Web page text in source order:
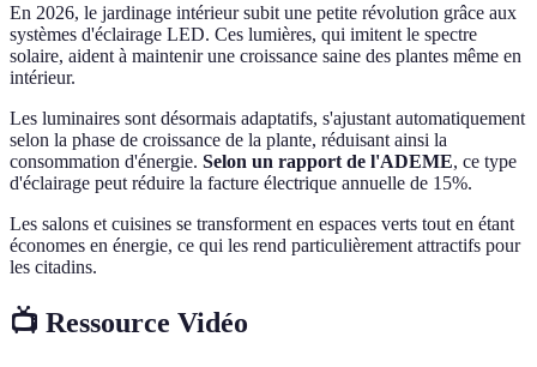
En 2026, le jardinage intérieur subit une petite révolution grâce aux
systèmes d'éclairage LED. Ces lumières, qui imitent le spectre
solaire, aident à maintenir une croissance saine des plantes même en
intérieur.
Les luminaires sont désormais adaptatifs, s'ajustant automatiquement
selon la phase de croissance de la plante, réduisant ainsi la
consommation d'énergie. Selon un rapport de l'ADEME, ce type
d'éclairage peut réduire la facture électrique annuelle de 15%.
Les salons et cuisines se transforment en espaces verts tout en étant
économes en énergie, ce qui les rend particulièrement attractifs pour
les citadins.
📺 Ressource Vidéo